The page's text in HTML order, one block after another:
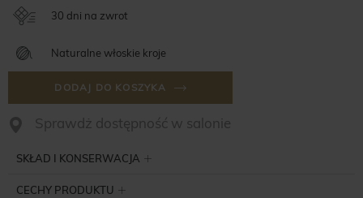
30 dni na zwrot
Naturalne włoskie kroje
DODAJ DO KOSZYKA
Sprawdż dostępność w salonie
SKŁAD I KONSERWACJA
CECHY PRODUKTU